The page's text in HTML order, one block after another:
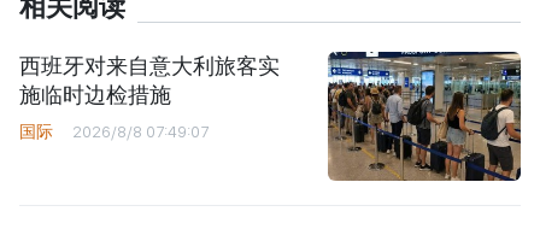
相关阅读
西班牙对来自意大利旅客实
施临时边检措施
国际 2026/8/8 07:49:07